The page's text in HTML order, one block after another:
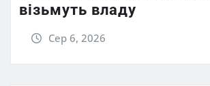
візьмуть владу
Сер 6, 2026